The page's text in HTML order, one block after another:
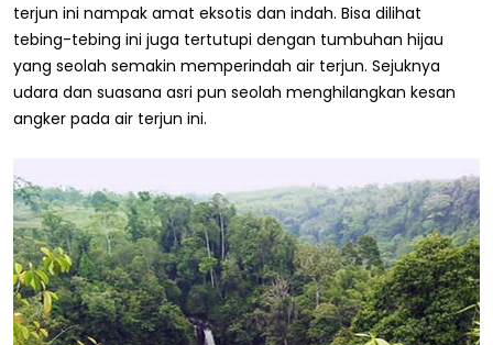
terjun ini nampak amat eksotis dan indah. Bisa dilihat
tebing-tebing ini juga tertutupi dengan tumbuhan hijau
yang seolah semakin memperindah air terjun. Sejuknya
udara dan suasana asri pun seolah menghilangkan kesan
angker pada air terjun ini.